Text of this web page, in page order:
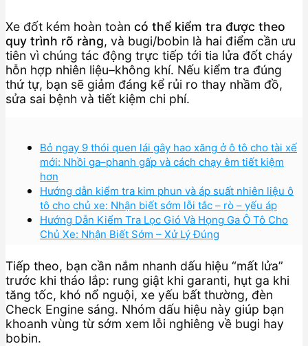
Xe đốt kém hoàn toàn có thể kiểm tra được theo
quy trình rõ ràng, và bugi/bobin là hai điểm cần ưu
tiên vì chúng tác động trực tiếp tới tia lửa đốt cháy
hỗn hợp nhiên liệu–không khí. Nếu kiểm tra đúng
thứ tự, bạn sẽ giảm đáng kể rủi ro thay nhầm đồ,
sửa sai bệnh và tiết kiệm chi phí.
Bỏ ngay 9 thói quen lái gây hao xăng ở ô tô cho tài xế
mới: Nhồi ga–phanh gấp và cách chạy êm tiết kiệm
hơn
Hướng dẫn kiểm tra kim phun và áp suất nhiên liệu ô
tô cho chủ xe: Nhận biết sớm lỗi tắc – rò – yếu áp
Hướng Dẫn Kiểm Tra Lọc Gió Và Họng Ga Ô Tô Cho
Chủ Xe: Nhận Biết Sớm – Xử Lý Đúng
Tiếp theo, bạn cần nắm nhanh dấu hiệu “mất lửa”
trước khi tháo lắp: rung giật khi garanti, hụt ga khi
tăng tốc, khó nổ nguội, xe yếu bất thường, đèn
Check Engine sáng. Nhóm dấu hiệu này giúp bạn
khoanh vùng từ sớm xem lỗi nghiêng về bugi hay
bobin.